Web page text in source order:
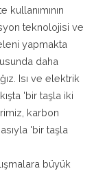
teknolojisi ve
yapmakta
daha
Isı ve elektrik
'bir taşla iki
karbon
'bir taşla
büyük